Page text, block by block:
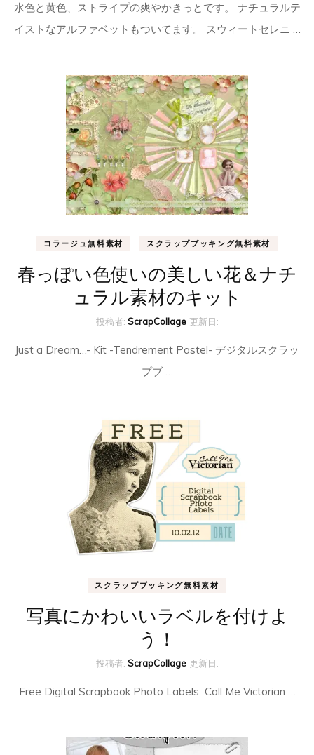
水色と黄色、ストライプの爽やかきっとです。 ナチュラルテ
イストなアルファベットもついてます。 スウィートセレニ …
コラージュ無料素材 スクラップブッキング無料素材
春っぽい色使いの美しい花＆ナチ
ュラル素材のキット
投稿者: ScrapCollage 更新日:
Just a Dream…- Kit -Tendrement Pastel- デジタルスクラッ
プブ …
スクラップブッキング無料素材
写真にかわいいラベルを付けよ
う！
投稿者: ScrapCollage 更新日:
Free Digital Scrapbook Photo Labels Call Me Victorian …